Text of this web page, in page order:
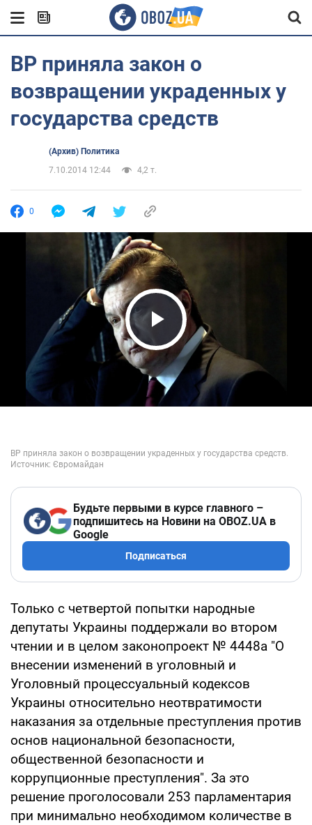
ВР приняла закон о
возвращении украденных у
государства средств
(Архив) Политика
7.10.2014 12:44
4,2 т.
0
Play Video
Будьте первыми в курсе главного –
подпишитесь на Новини на OBOZ.UA в
Google
Подписаться
Только с четвертой попытки народные
депутаты Украины поддержали во втором
чтении и в целом законопроект № 4448а "О
внесении изменений в уголовный и
Уголовный процессуальный кодексов
Украины относительно неотвратимости
наказания за отдельные преступления против
основ национальной безопасности,
общественной безопасности и
коррупционные преступления". За это
решение проголосовали 253 парламентария
при минимально необходимом количестве в